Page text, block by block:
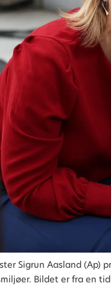
Sigrun Aasland
Bildet er fra en